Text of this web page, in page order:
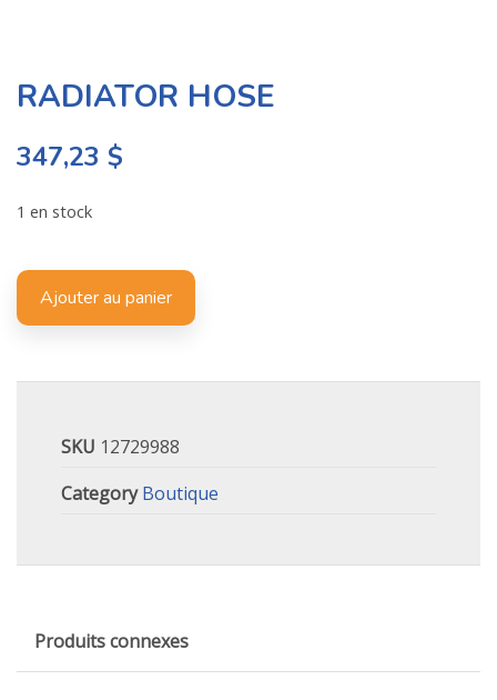
RADIATOR HOSE
347,23 $
1 en stock
Ajouter au panier
SKU 12729988
Category Boutique
Produits connexes